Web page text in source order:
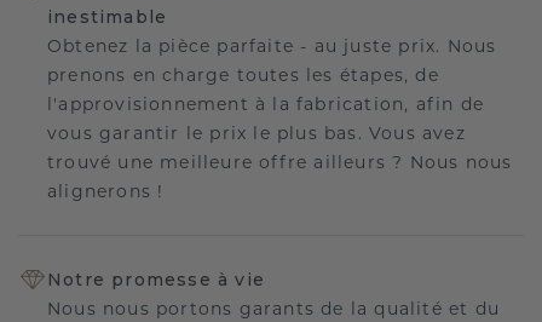
inestimable
Obtenez la pièce parfaite - au juste prix. Nous
prenons en charge toutes les étapes, de
l'approvisionnement à la fabrication, afin de
vous garantir le prix le plus bas. Vous avez
trouvé une meilleure offre ailleurs ? Nous nous
alignerons !
Notre promesse à vie
Nous nous portons garants de la qualité et du